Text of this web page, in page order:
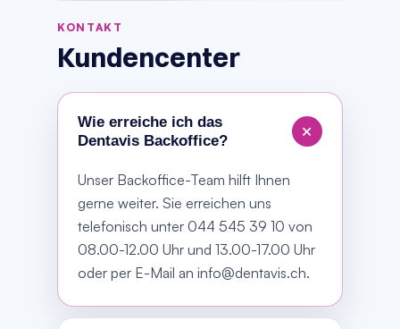
KONTAKT
Kundencenter
Wie erreiche ich das
Dentavis Backoffice?
+
Unser Backoffice-Team hilft Ihnen
gerne weiter. Sie erreichen uns
telefonisch unter 044 545 39 10 von
08.00-12.00 Uhr und 13.00-17.00 Uhr
oder per E-Mail an info@dentavis.ch.